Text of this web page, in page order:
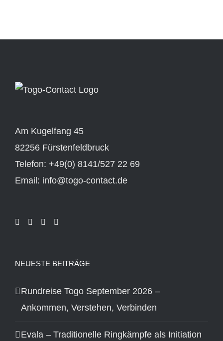
Am Kugelfang 45
82256 Fürstenfeldbruck
Telefon: +49(0) 8141/527 22 69
Email: info@togo-contact.de
NEUESTE BEITRÄGE
Rundreise Togo September 2026 –
Ankommen, Verstehen, Verbinden
Evala – Traditionelle Ringkämpfe als Initiation